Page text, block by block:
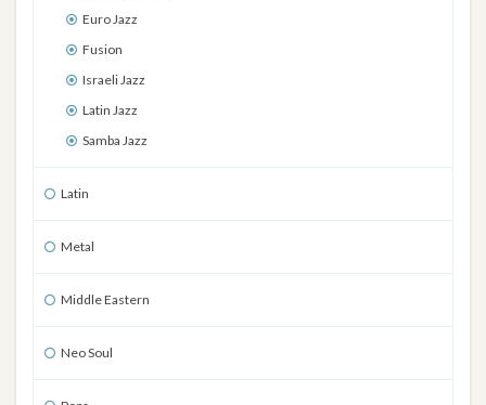
Euro Jazz
Fusion
Israeli Jazz
Latin Jazz
Samba Jazz
Latin
Metal
Middle Eastern
Neo Soul